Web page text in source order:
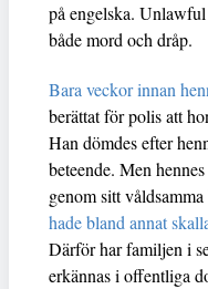
på engelska.
både mord och dråp.
Bara veckor innan
berättat för polis att
Han dömdes efter
beteende. Men
genom sitt
hade bland annat
Därför har familjen i
erkännas i offentliga